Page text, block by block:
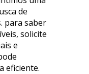
de
para saber
solicite
e
eficiente.